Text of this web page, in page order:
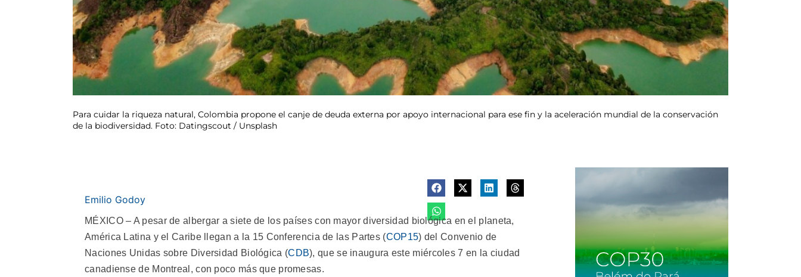
Para cuidar la riqueza natural, Colombia propone el canje de deuda externa por apoyo internacional para ese fin y la aceleración mundial de la conservación
de la biodiversidad. Foto: Datingscout / Unsplash
Emilio Godoy
MÉXICO – A pesar de albergar a siete de los países con mayor diversidad biológica en el planeta,
América Latina y el Caribe llegan a la 15 Conferencia de las Partes (COP15) del Convenio de
Naciones Unidas sobre Diversidad Biológica (CDB), que se inaugura este miércoles 7 en la ciudad
canadiense de Montreal, con poco más que promesas.